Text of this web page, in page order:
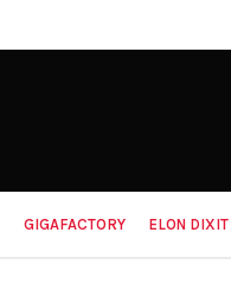
GIGAFACTORY ELON DIXIT